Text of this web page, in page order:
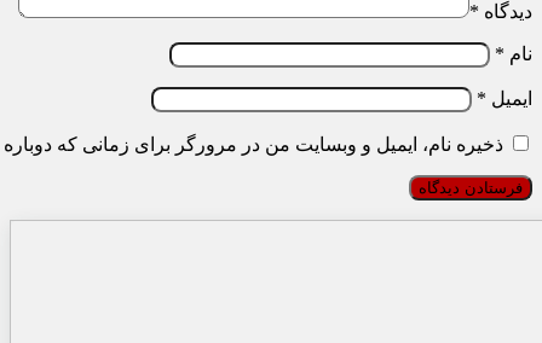
دیدگاه *
نام *
ایمیل *
ذخیره نام، ایمیل و وبسایت من در مرورگر برای زمانی که